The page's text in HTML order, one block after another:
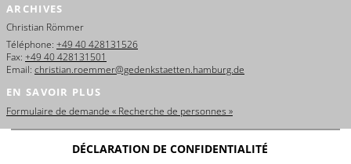
ARCHIVES
Christian Römmer
Téléphone: +49 40 428131526
Fax: +49 40 428131501
Email: christian.roemmer@gedenkstaetten.hamburg.de
EN SAVOIR PLUS
Formulaire de demande « Recherche de personnes »
DÉCLARATION DE CONFIDENTIALITÉ